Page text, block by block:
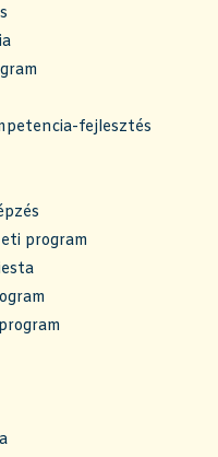
fejlesztés
program